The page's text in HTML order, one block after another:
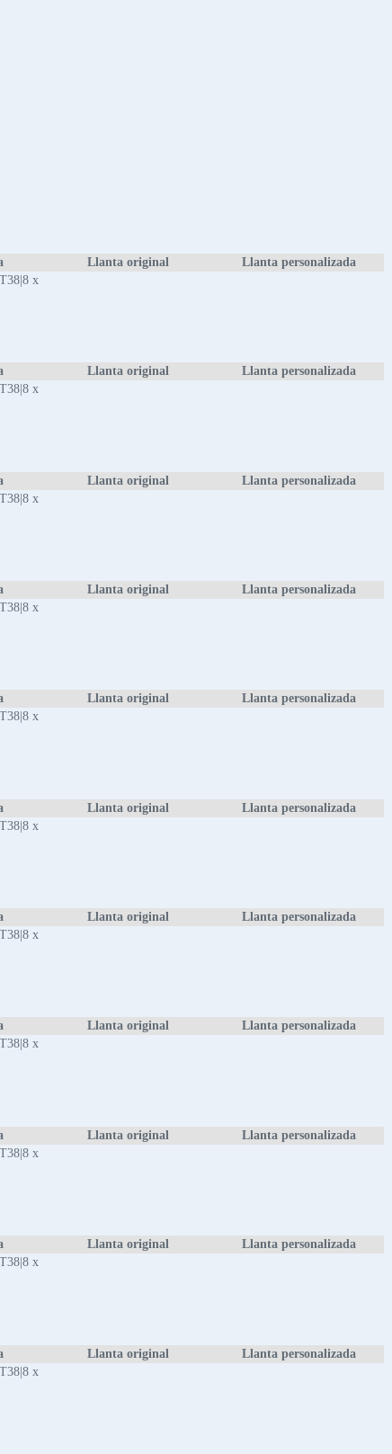
Llanta original
Llanta personalizada
x
Llanta original
Llanta personalizada
x
Llanta original
Llanta personalizada
x
Llanta original
Llanta personalizada
x
Llanta original
Llanta personalizada
x
Llanta original
Llanta personalizada
x
Llanta original
Llanta personalizada
x
Llanta original
Llanta personalizada
x
Llanta original
Llanta personalizada
x
Llanta original
Llanta personalizada
x
Llanta original
Llanta personalizada
x